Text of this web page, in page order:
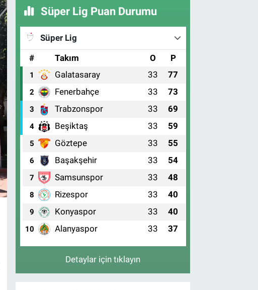
Süper Lig Puan Durumu
Süper Lig
#
Takım O P
1 Galatasaray 33 77
2 Fenerbahçe 33 73
3 Trabzonspor 33 69
4 Beşiktaş 33 59
5 Göztepe 33 55
6 Başakşehir 33 54
7 Samsunspor 33 48
8 Rizespor 33 40
9 Konyaspor 33 40
10 Alanyaspor 33 37
Detaylar için tıklayın